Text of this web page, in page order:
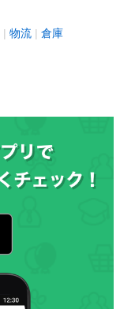
物流 倉庫